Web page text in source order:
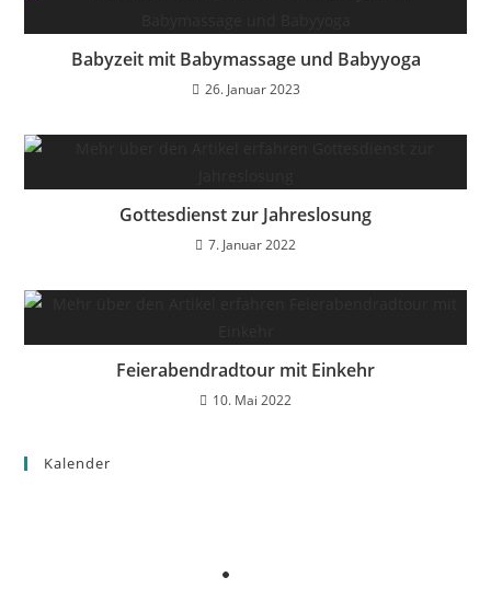
Babyzeit mit Babymassage und Babyyoga
26. Januar 2023
Gottesdienst zur Jahreslosung
7. Januar 2022
Feierabendradtour mit Einkehr
10. Mai 2022
Kalender